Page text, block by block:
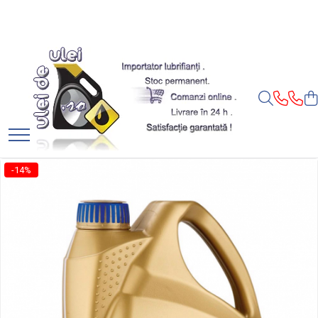
Toate Produsele
► Detailing si cosmetica
Intretinere interior
Curatare tapiterie auto
Curatare si intretinere piele
Plastice interioare
Perii si pensule
Curatare geamuri auto
Sampon auto
-14%